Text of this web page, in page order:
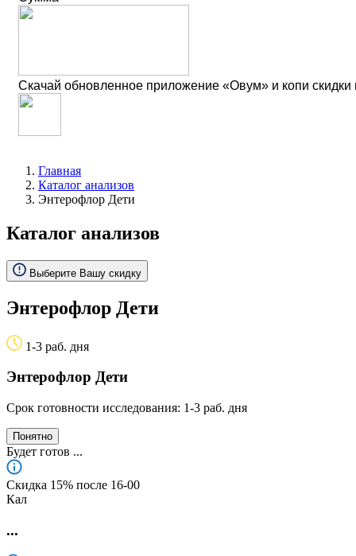
Скачай обновленное приложение «Овум» и копи скидки
Главная
Каталог анализов
Энтерофлор Дети
Каталог анализов
Выберите Вашу скидку
Энтерофлор Дети
1-3 раб. дня
Энтерофлор Дети
Срок готовности исследования: 1-3 раб. дня
Понятно
Будет готов ...
Скидка 15% после 16‑00
Кал
...